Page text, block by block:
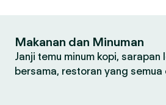
Makanan dan Minuman
Janji temu minum kopi,
bersama, restoran yang